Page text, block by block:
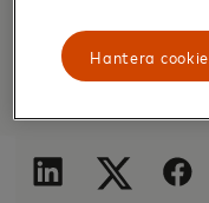
2018 Hantera